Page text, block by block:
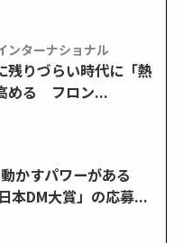
ンターナショナル
残りづらい時代に「熱
める フロン...
かすパワーがある
本DM大賞」の応募...